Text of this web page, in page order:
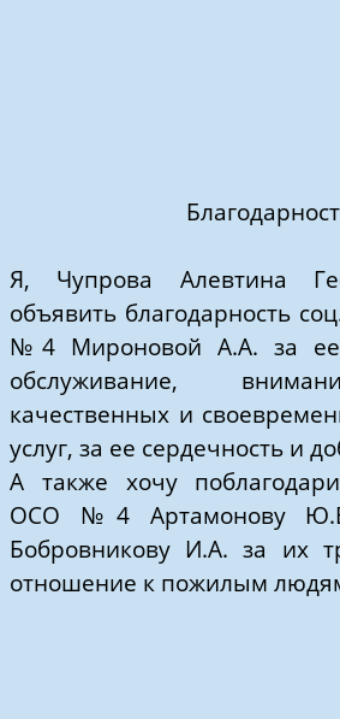
Я, Чупрова Алевтина
объявить благодарность
№4 Мироновой А.А. за ее
обслуживание,
качественных и
услуг, за ее сердечность и
А также хочу
ОСО №4 Артамонову
Бобровникову И.А. за их
отношение к пожилым